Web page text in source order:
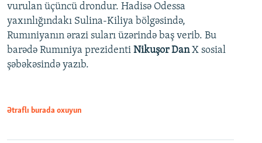
vurulan üçüncü drondur. Hadisə Odessa
yaxınlığındakı Sulina-Kiliya bölgəsində,
Rumıniyanın ərazi suları üzərində baş verib. Bu
barədə Rumıniya prezidenti Nikuşor DanX sosial
şəbəkəsində yazıb.
Ətraflı burada oxuyun